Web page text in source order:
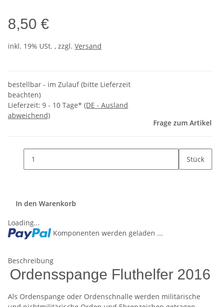
8,50 €
inkl. 19% USt. , zzgl. Versand
bestellbar - im Zulauf (bitte Lieferzeit
beachten)
Lieferzeit: 9 - 10 Tage* (DE - Ausland
abweichend)
Frage zum Artikel
Stück
In den Warenkorb
Loading...
Komponenten werden geladen ...
Beschreibung
Ordensspange Fluthelfer 2016
Als Ordenspange oder Ordenschnalle werden militärische